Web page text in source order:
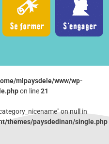
mlpaysdele/www/wp-
on line21
on null in
themes/paysdedinan/single.php